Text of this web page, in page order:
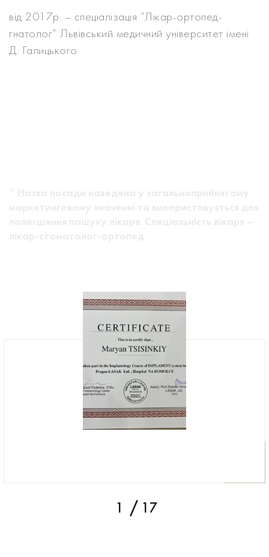
від 2017р. – спеціалізація “Лікар-ортопед-
гнатолог” Львівський медичний університет імені
Д. Галицького
17